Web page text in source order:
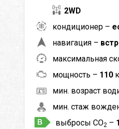
2WD
кондиционер –
навигация –
максимальная
мощность – 110
мин. возраст
мин. стаж
выбросы CO2 –